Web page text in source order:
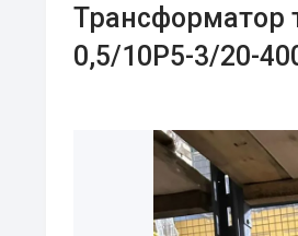
Трансформатор
0,5/10Р5-3/20-